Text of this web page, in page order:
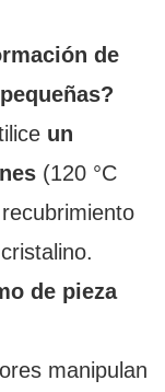
de
un
(120 °C
de pieza
manipulan